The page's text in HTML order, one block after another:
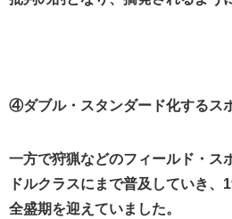
④ダブル・スタンダード化するス
一方で狩猟などのフィールド・ス
ドルクラスにまで普及していき、
全盛期を迎えていました。